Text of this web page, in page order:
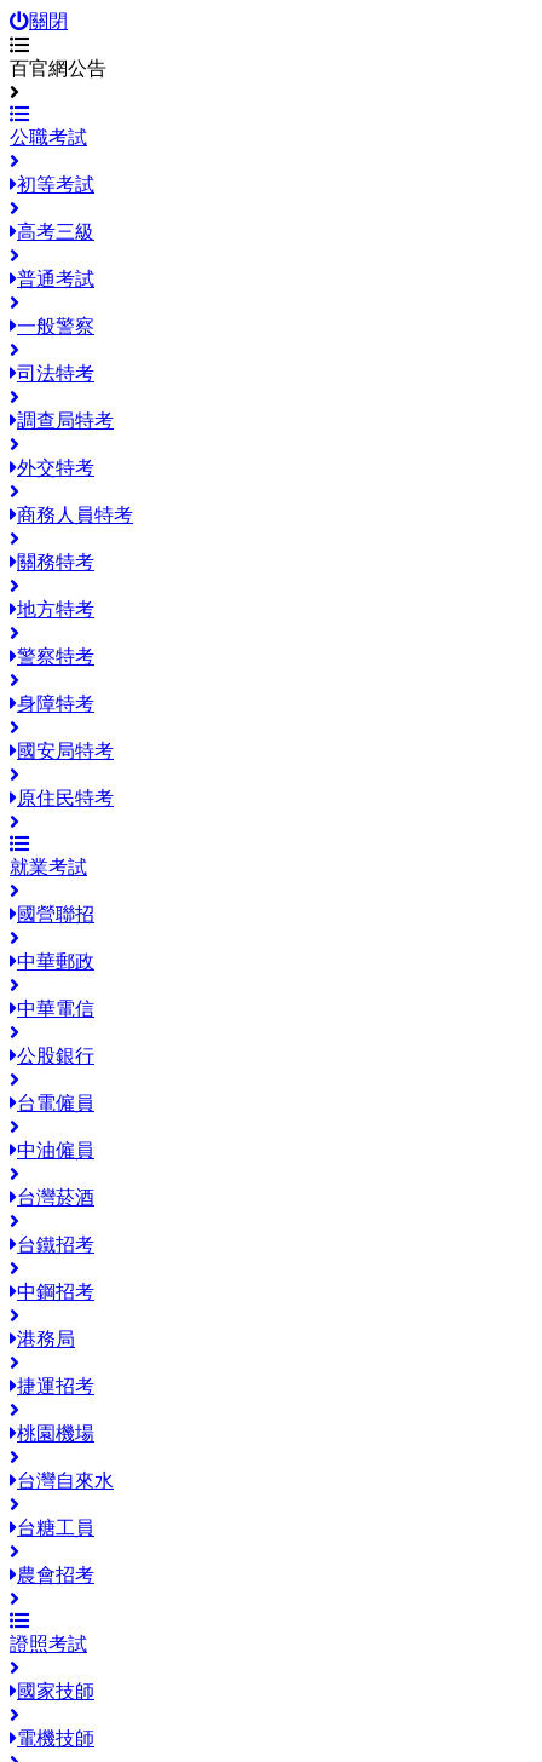
關閉
百官網公告
公職考試
初等考試
高考三級
普通考試
一般警察
司法特考
調查局特考
外交特考
商務人員特考
關務特考
地方特考
警察特考
身障特考
國安局特考
原住民特考
就業考試
國營聯招
中華郵政
中華電信
公股銀行
台電僱員
中油僱員
台灣菸酒
台鐵招考
中鋼招考
港務局
捷運招考
桃園機場
台灣自來水
台糖工員
農會招考
證照考試
國家技師
電機技師